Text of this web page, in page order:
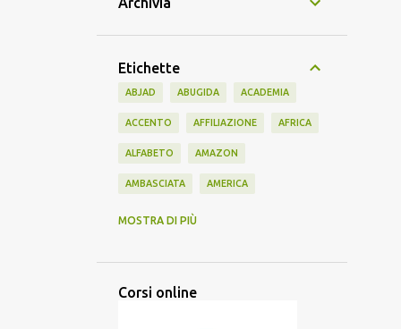
Etichette
ABJAD ABUGIDA ACADEMIA
ACCENTO AFFILIAZIONE AFRICA
ALFABETO AMAZON
AMBASCIATA AMERICA
MOSTRA DI PIÙ
Corsi online